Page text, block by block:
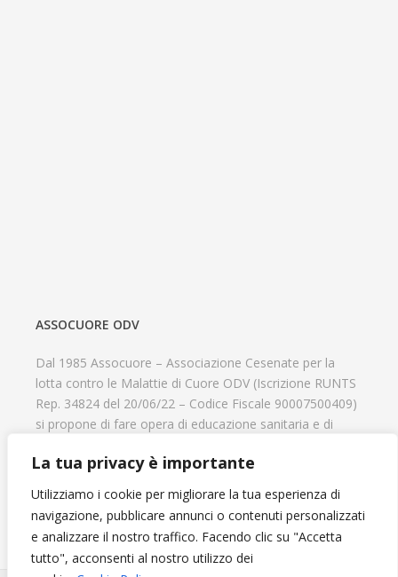
La tua privacy è importante
Utilizziamo i cookie per migliorare la tua esperienza di
navigazione, pubblicare annunci o contenuti personalizzati
e analizzare il nostro traffico. Facendo clic su "Accetta
tutto", acconsenti al nostro utilizzo dei
ASSOCUORE ODV
Dal 1985 Assocuore – Associazione Cesenate per la
lotta contro le Malattie di Cuore ODV (Iscrizione RUNTS
Rep. 34824 del 20/06/22 – Codice Fiscale 90007500409)
si propone di fare opera di educazione sanitaria e di
psicofisico di tutti coloro che hanno un problema
cardiologico e di aiutare il progresso delle strutture